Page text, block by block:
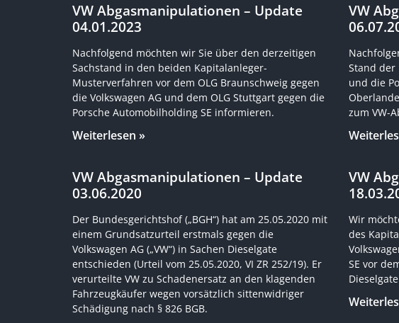
VW Abgasmanipulationen – Update
04.01.2023
Nachfolgend möchten wir Sie über den derzeitigen
Sachstand in den beiden Kapitalanleger-
Musterverfahren vor dem OLG Braunschweig gegen
die Volkswagen AG und dem OLG Stuttgart gegen die
Porsche Automobilholding SE informieren.
Weiterlesen »
VW
Stand der
und die
zum VW-
VW Abgasmanipulationen – Update
03.06.2020
Der Bundesgerichtshof („BGH“) hat am 25.05.2020 mit
einem Grundsatzurteil erstmals gegen die
Volkswagen AG („VW“) in Sachen Dieselgate
entschieden (Urteil vom 25.05.2020, VI ZR 252/19). Er
verurteilte VW zu Schadenersatz an den klagenden
Fahrzeugkäufer wegen vorsätzlich sittenwidriger
Schädigung nach § 826 BGB.
VW
Wir
des
SE vor